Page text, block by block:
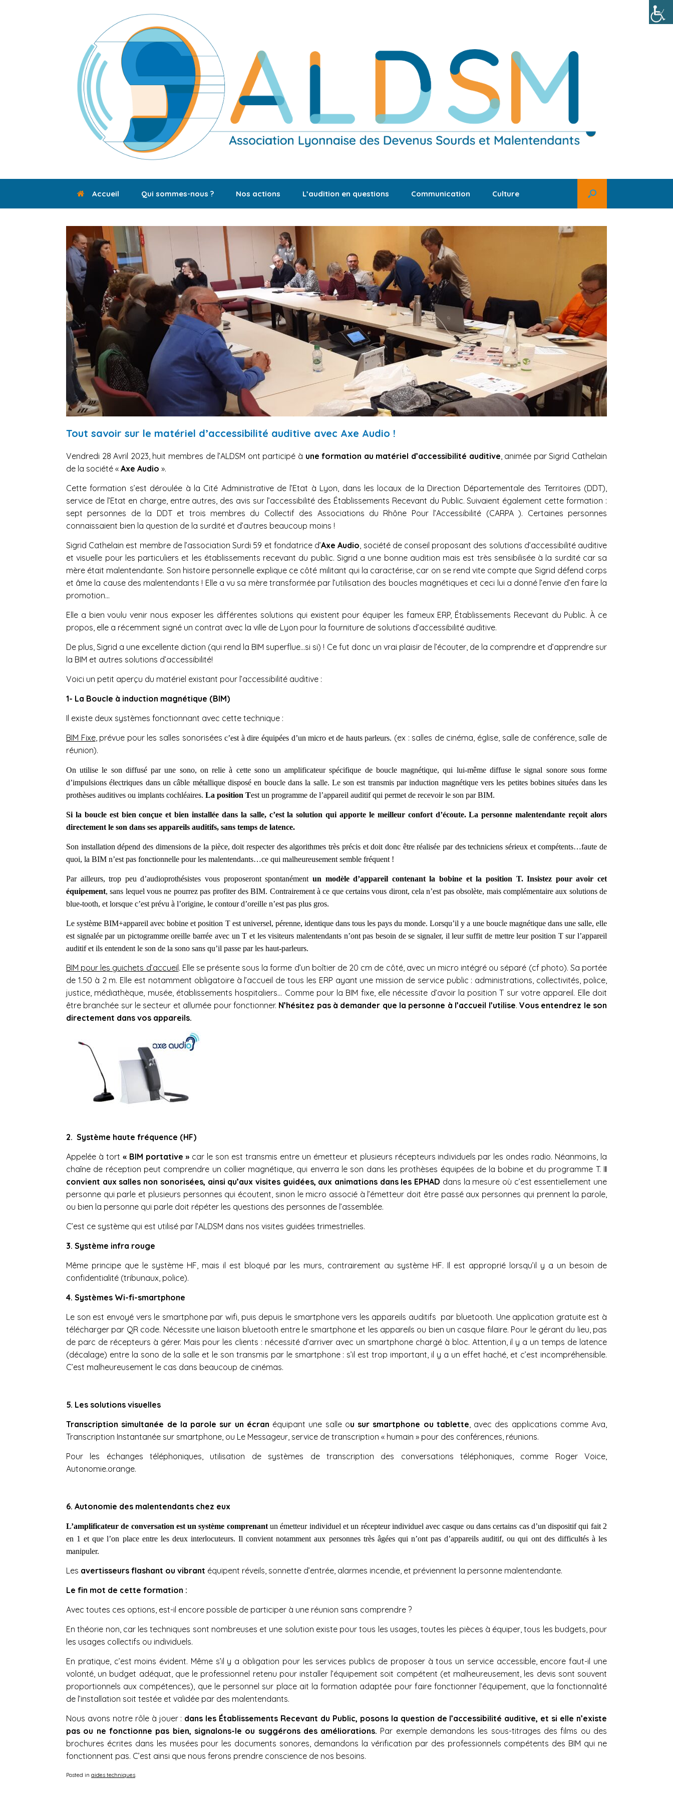
Accueil Qui sommes-nous ? Nos actions L’audition en questions Communication Culture
Tout savoir sur le matériel d’accessibilité auditive avec Axe Audio !
Vendredi 28 Avril 2023, huit membres de l’ALDSM ont participé à une formation au matériel d’accessibilité auditive , animée par Sigrid Cathelain
de la société « Axe Audio ».
Cette formation s’est déroulée à la Cité Administrative de l’Etat à Lyon, dans les locaux de la Direction Départementale des Territoires (DDT),
service de l’Etat en charge, entre autres, des avis sur l’accessibilité des Établissements Recevant du Public. Suivaient également cette formation :
sept personnes de la DDT et trois membres du Collectif des Associations du Rhône Pour l’Accessibilité (CARPA ). Certaines personnes
connaissaient bien la question de la surdité et d’autres beaucoup moins !
Sigrid Cathelain est membre de l’association Surdi 59 et fondatrice d’Axe Audio , société de conseil proposant des solutions d’accessibilité auditive
et visuelle pour les particuliers et les établissements recevant du public. Sigrid a une bonne audition mais est très sensibilisée à la surdité car sa
mère était malentendante. Son histoire personnelle explique ce côté militant qui la caractérise, car on se rend vite compte que Sigrid défend corps
et âme la cause des malentendants ! Elle a vu sa mère transformée par l’utilisation des boucles magnétiques et ceci lui a donné l’envie d’en faire la
promotion…
Elle a bien voulu venir nous exposer les différentes solutions qui existent pour équiper les fameux ERP, Établissements Recevant du Public. À ce
propos, elle a récemment signé un contrat avec la ville de Lyon pour la fourniture de solutions d’accessibilité auditive.
De plus, Sigrid a une excellente diction (qui rend la BIM superflue…si si) ! Ce fut donc un vrai plaisir de l’écouter, de la comprendre et d’apprendre sur
la BIM et autres solutions d’accessibilité!
Voici un petit aperçu du matériel existant pour l’accessibilité auditive :
1- La Boucle à induction magnétique (BIM)
Il existe deux systèmes fonctionnant avec cette technique :
BIM Fixe, prévue pour les salles sonorisées c’est à dire équipées d’un micro et de hauts parleurs. (ex : salles de cinéma, église, salle de conférence, salle de
réunion).
On utilise le son diffusé par une sono, on relie à cette sono un amplificateur spécifique de boucle magnétique, qui lui-même diffuse le signal sonore sous forme
d’impulsions électriques dans un câble métallique disposé en boucle dans la salle. Le son est transmis par induction magnétique vers les petites bobines situées dans les
prothèses auditives ou implants cochléaires. La position Test un programme de l’appareil auditif qui permet de recevoir le son par BIM.
Si la boucle est bien conçue et bien installée dans la salle, c’est la solution qui apporte le meilleur confort d’écoute. La personne malentendante reçoit alors
directement le son dans ses appareils auditifs, sans temps de latence.
Son installation dépend des dimensions de la pièce, doit respecter des algorithmes très précis et doit donc être réalisée par des techniciens sérieux et compétents…faute de
quoi, la BIM n’est pas fonctionnelle pour les malentendants…ce qui malheureusement semble fréquent !
Par ailleurs, trop peu d’audioprothésistes vous proposeront spontanément un modèle d’appareil contenant la bobine et la position T. Insistez pour avoir cet
équipement, sans lequel vous ne pourrez pas profiter des BIM. Contrairement à ce que certains vous diront, cela n’est pas obsolète, mais complémentaire aux solutions de
blue-tooth, et lorsque c’est prévu à l’origine, le contour d’oreille n’est pas plus gros.
Le système BIM+appareil avec bobine et position T est universel, pérenne, identique dans tous les pays du monde. Lorsqu’il y a une boucle magnétique dans une salle, elle
est signalée par un pictogramme oreille barrée avec un T et les visiteurs malentendants n’ont pas besoin de se signaler, il leur suffit de mettre leur position T sur l’appareil
auditif et ils entendent le son de la sono sans qu’il passe par les haut-parleurs.
BIM pour les guichets d’accueil. Elle se présente sous la forme d’un boîtier de 20 cm de côté, avec un micro intégré ou séparé (cf photo). Sa portée
de 1.50 à 2 m. Elle est notamment obligatoire à l’accueil de tous les ERP ayant une mission de service public : administrations, collectivités, police,
justice, médiathèque, musée, établissements hospitaliers… Comme pour la BIM fixe, elle nécessite d’avoir la position T sur votre appareil. Elle doit
être branchée sur le secteur et allumée pour fonctionner. N’hésitez pas à demander que la personne à l’accueil l’utilise. Vous entendrez le son
directement dans vos appareils.
2. Système haute fréquence (HF)
Appelée à tort « BIM portative » car le son est transmis entre un émetteur et plusieurs récepteurs individuels par les ondes radio. Néanmoins, la
chaîne de réception peut comprendre un collier magnétique, qui enverra le son dans les prothèses équipées de la bobine et du programme T. Il
convient aux salles non sonorisées, ainsi qu’aux visites guidées, aux animations dans les EPHAD dans la mesure où c’est essentiellement une
personne qui parle et plusieurs personnes qui écoutent, sinon le micro associé à l’émetteur doit être passé aux personnes qui prennent la parole,
ou bien la personne qui parle doit répéter les questions des personnes de l’assemblée.
C’est ce système qui est utilisé par l’ALDSM dans nos visites guidées trimestrielles.
3. Système infra rouge
Même principe que le système HF, mais il est bloqué par les murs, contrairement au système HF. Il est approprié lorsqu’il y a un besoin de
confidentialité (tribunaux, police).
4. Systèmes Wi-fi-smartphone
Le son est envoyé vers le smartphone par wifi, puis depuis le smartphone vers les appareils auditifs par bluetooth. Une application gratuite est à
télécharger par QR code. Nécessite une liaison bluetooth entre le smartphone et les appareils ou bien un casque filaire. Pour le gérant du lieu, pas
de parc de récepteurs à gérer. Mais pour les clients : nécessité d’arriver avec un smartphone chargé à bloc. Attention, il y a un temps de latence
(décalage) entre la sono de la salle et le son transmis par le smartphone : s’il est trop important, il y a un effet haché, et c’est incompréhensible.
C’est malheureusement le cas dans beaucoup de cinémas.
5. Les solutions visuelles
Transcription simultanée de la parole sur un écran équipant une salle ou sur smartphone ou tablette , avec des applications comme Ava,
Transcription Instantanée sur smartphone, ou Le Messageur, service de transcription « humain » pour des conférences, réunions.
Pour les échanges téléphoniques, utilisation de systèmes de transcription des conversations téléphoniques, comme Roger Voice,
Autonomie.orange.
6. Autonomie des malentendants chez eux
L’amplificateur de conversation est un système comprenantun émetteur individuel et un récepteur individuel avec casque ou dans certains cas d’un dispositif qui fait 2
en 1 et que l’on place entre les deux interlocuteurs. Il convient notamment aux personnes très âgées qui n’ont pas d’appareils auditif, ou qui ont des difficultés à les
manipuler.
Les avertisseurs flashant ou vibrant équipent réveils, sonnette d’entrée, alarmes incendie, et préviennent la personne malentendante.
Le fin mot de cette formation :
Avec toutes ces options, est-il encore possible de participer à une réunion sans comprendre ?
En théorie non, car les techniques sont nombreuses et une solution existe pour tous les usages, toutes les pièces à équiper, tous les budgets, pour
les usages collectifs ou individuels.
En pratique, c’est moins évident. Même s’il y a obligation pour les services publics de proposer à tous un service accessible, encore faut-il une
volonté, un budget adéquat, que le professionnel retenu pour installer l’équipement soit compétent (et malheureusement, les devis sont souvent
proportionnels aux compétences), que le personnel sur place ait la formation adaptée pour faire fonctionner l’équipement, que la fonctionnalité
de l’installation soit testée et validée par des malentendants.
Nous avons notre rôle à jouer : dans les Établissements Recevant du Public, posons la question de l’accessibilité auditive, et si elle n’existe
pas ou ne fonctionne pas bien, signalons-le ou suggérons des améliorations. Par exemple demandons les sous-titrages des films ou des
brochures écrites dans les musées pour les documents sonores, demandons la vérification par des professionnels compétents des BIM qui ne
fonctionnent pas. C’est ainsi que nous ferons prendre conscience de nos besoins.
Posted in aides techniques